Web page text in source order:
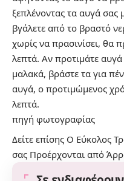
ξεπλένοντας τα αυγά
βγάλετε από το βραστό
χωρίς να πρασινίσει, θα
λεπτά. Αν προτιμάτε
μαλακά, βράστε τα για
αυγά, ο προτιμώμενος
λεπτά.
πηγή φωτογραφίας
Δείτε επίσης Ο Εύκολος
σας Προέρχονται από